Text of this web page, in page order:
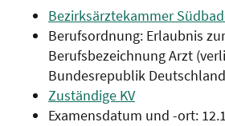
Bezirksärztekammer
Berufsordnung: Erlaubnis
Berufsbezeichnung Arzt
Bundesrepublik
Zuständige KV
Examensdatum und -ort: